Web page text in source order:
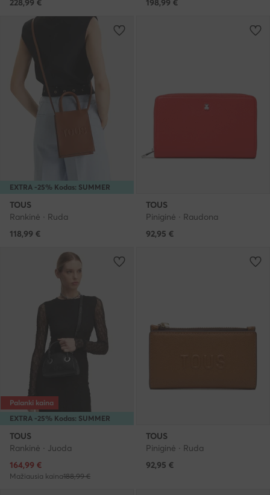
228,99 €
198,99 €
EXTRA -25% Kodas: SUMMER
TOUS
Rankinė · Ruda
118,99 €
TOUS
Piniginė · Raudona
92,95 €
EXTRA -25% Kodas: SUMMER
Palanki kaina
TOUS
Rankinė · Juoda
Dabartinė kaina
164,99 €
Mažiausia kaina188,99 €
TOUS
Piniginė · Ruda
92,95 €